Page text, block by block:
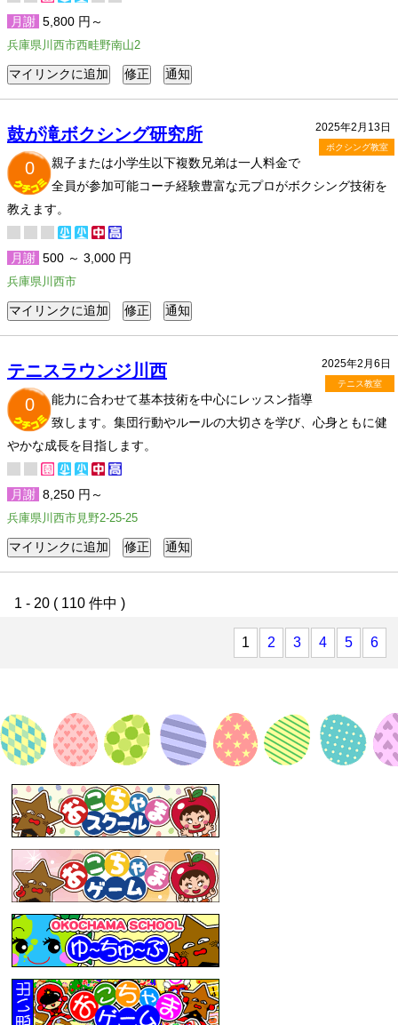
月謝 5,800 円～
兵庫県川西市西畦野南山2
2025年2月13日
ボクシング教室
鼓が滝ボクシング研究所
0
親子または小学生以下複数兄弟は一人料金で
全員が参加可能コーチ経験豊富な元プロがボクシング技術を
教えます。
月謝 500 ～ 3,000 円
兵庫県川西市
2025年2月6日
テニス教室
テニスラウンジ川西
0
能力に合わせて基本技術を中心にレッスン指導
致します。集団行動やルールの大切さを学び、心身ともに健
やかな成長を目指します。
月謝 8,250 円～
兵庫県川西市見野2-25-25
1 - 20 ( 110 件中 )
1 2 3 4 5 6